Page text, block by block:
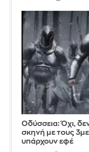
Οδύσσεια: Όχι,
σκηνή με τους
υπάρχουν εφέ